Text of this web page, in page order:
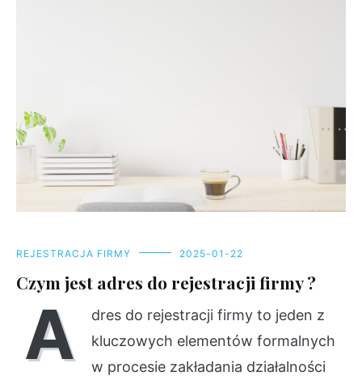
REJESTRACJA FIRMY 2025-01-22
Czym jest adres do rejestracji firmy ?
A
dres do rejestracji firmy to jeden z
kluczowych elementów formalnych
w procesie zakładania działalności